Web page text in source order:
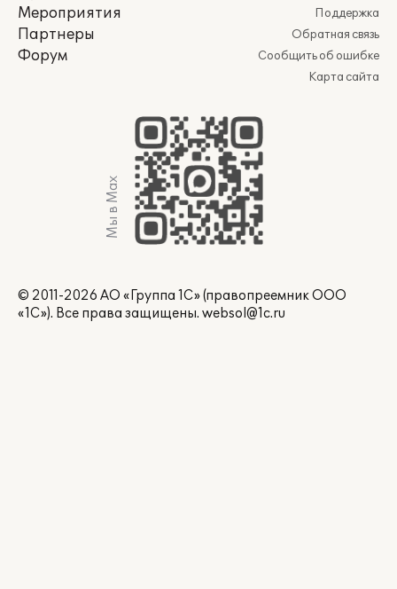
Мероприятия
Партнеры
Форум
Поддержка
Обратная связь
Сообщить об ошибке
Карта сайта
Мы в Max
© 2011-2026 АО «Группа 1С» (правопреемник ООО
«1С»). Все права защищены. websol@1c.ru